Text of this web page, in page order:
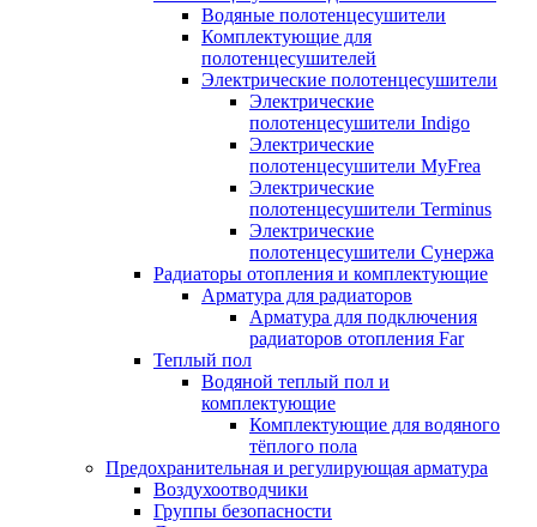
Водяные полотенцесушители
Комплектующие для
полотенцесушителей
Электрические полотенцесушители
Электрические
полотенцесушители Indigo
Электрические
полотенцесушители MyFrea
Электрические
полотенцесушители Terminus
Электрические
полотенцесушители Сунержа
Радиаторы отопления и комплектующие
Арматура для радиаторов
Арматура для подключения
радиаторов отопления Far
Теплый пол
Водяной теплый пол и
комплектующие
Комплектующие для водяного
тёплого пола
Предохранительная и регулирующая арматура
Воздухоотводчики
Группы безопасности